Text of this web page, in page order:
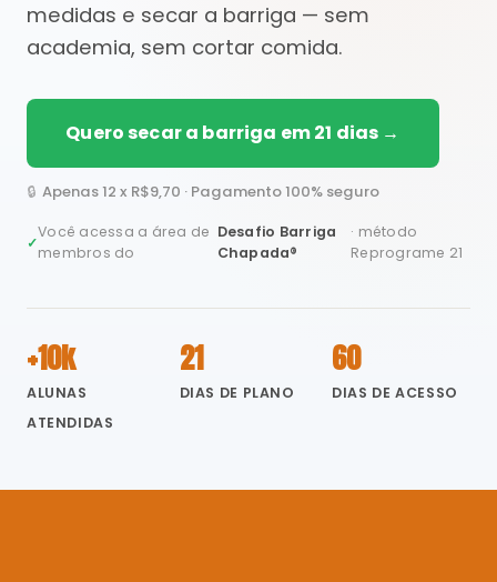
medidas e secar a barriga — sem
academia, sem cortar comida.
Quero secar a barriga em 21 dias →
Apenas 12 x R$9,70 · Pagamento 100% seguro
Você acessa a área de
membros do
Desafio Barriga
Chapada®
· método
Reprograme 21
+10k
ALUNAS
ATENDIDAS
21
DIAS DE PLANO
60
DIAS DE ACESSO